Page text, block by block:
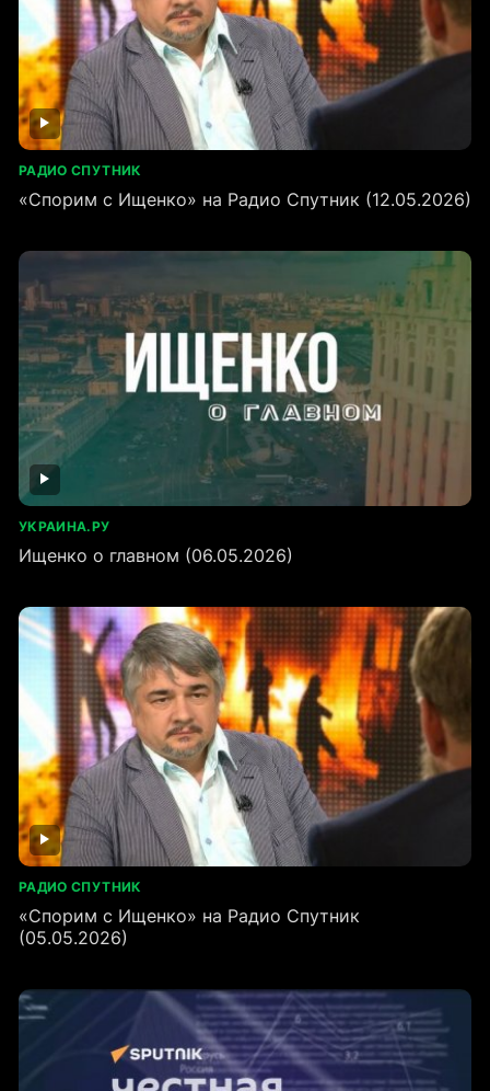
РАДИО СПУТНИК
«Спорим с Ищенко» на Радио Спутник (12.05.2026)
УКРАИНА.РУ
Ищенко о главном (06.05.2026)
РАДИО СПУТНИК
«Спорим с Ищенко» на Радио Спутник
(05.05.2026)